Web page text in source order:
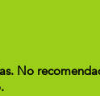
No